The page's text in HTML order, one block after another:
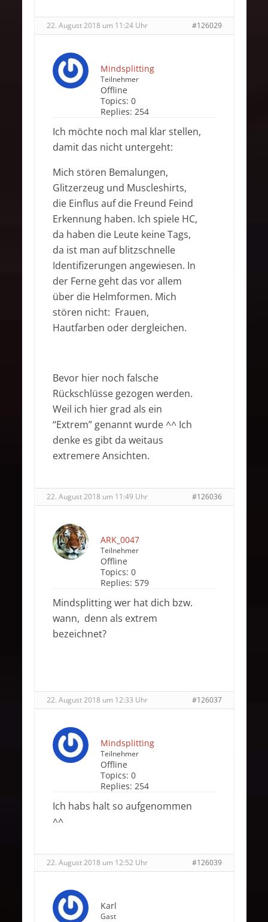
22. August 2018 um 11:24 Uhr #126029
Mindsplitting
Teilnehmer
Offline
Topics: 0
Replies: 254
Ich möchte noch mal klar stellen,
damit das nicht untergeht:
Mich stören Bemalungen,
Glitzerzeug und Muscleshirts,
die Einflus auf die Freund Feind
Erkennung haben. Ich spiele HC,
da haben die Leute keine Tags,
da ist man auf blitzschnelle
Identifizerungen angewiesen. In
der Ferne geht das vor allem
über die Helmformen. Mich
stören nicht: Frauen,
Hautfarben oder dergleichen.
Bevor hier noch falsche
Rückschlüsse gezogen werden.
Weil ich hier grad als ein
“Extrem” genannt wurde ^^ Ich
denke es gibt da weitaus
extremere Ansichten.
22. August 2018 um 11:49 Uhr #126036
ARK_0047
Teilnehmer
Offline
Topics: 0
Replies: 579
Mindsplitting wer hat dich bzw.
wann, denn als extrem
bezeichnet?
22. August 2018 um 12:33 Uhr #126037
Mindsplitting
Teilnehmer
Offline
Topics: 0
Replies: 254
Ich habs halt so aufgenommen
^^
22. August 2018 um 12:52 Uhr #126039
Karl
Gast